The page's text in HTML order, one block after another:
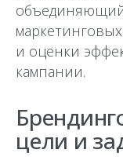
объединяющий
и оценки
кампании.
цели и